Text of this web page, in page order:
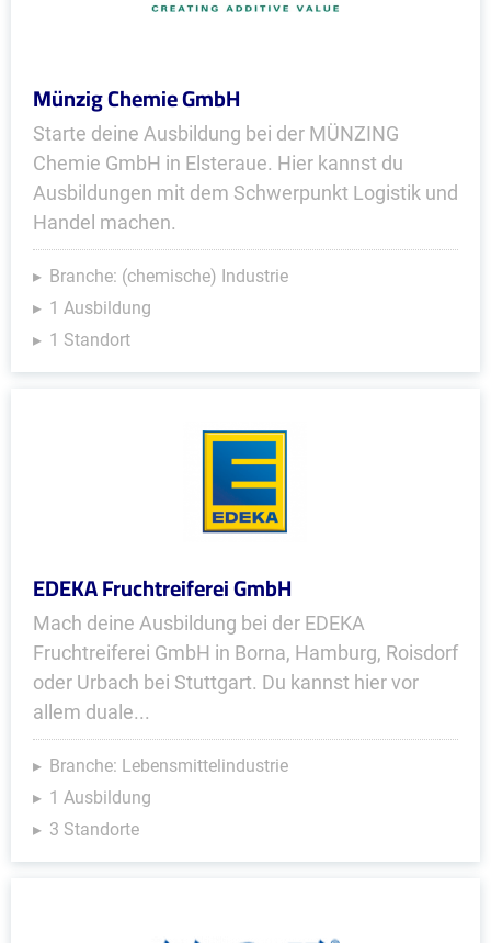
Münzig Chemie GmbH
Starte deine Ausbildung bei der MÜNZING
Chemie GmbH in Elsteraue. Hier kannst du
Ausbildungen mit dem Schwerpunkt Logistik und
Handel machen.
Branche: (chemische) Industrie
1 Ausbildung
1 Standort
EDEKA Fruchtreiferei GmbH
Mach deine Ausbildung bei der EDEKA
Fruchtreiferei GmbH in Borna, Hamburg, Roisdorf
oder Urbach bei Stuttgart. Du kannst hier vor
allem duale...
Branche: Lebensmittelindustrie
1 Ausbildung
3 Standorte